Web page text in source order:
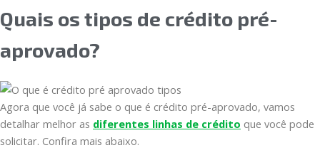
Quais os tipos de crédito pré-
aprovado?
Agora que você já sabe o que é crédito pré-aprovado, vamos
detalhar melhor as diferentes linhas de crédito que você pode
solicitar. Confira mais abaixo.